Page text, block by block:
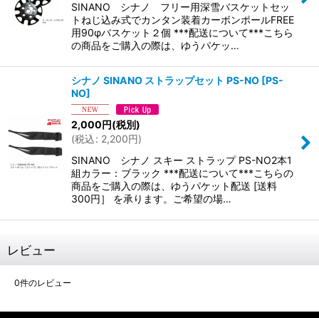
SINANO シナノ フリー用深雪バスケットセッ
トねじ込み式でカンタン装着カーボンポールFREE
用90φバスケット２個 ***配送について***こちら
の商品をご購入の際は、ゆうパケッ…
シナノ SINANO ストラップセット PS-NO [PS-
NO]
2,000円(税別)
(税込: 2,200円)
SINANO シナノ スキー ストラップ PS-NO2本1
組カラー：ブラック ***配送について***こちらの
商品をご購入の際は、ゆうパケット配送 [送料
300円］ を承ります。ご希望の場…
レビュー
0件のレビュー